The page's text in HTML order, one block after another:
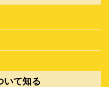
いて知る